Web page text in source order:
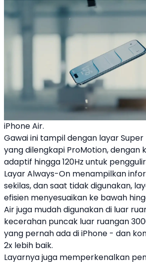
iPhone Air.
Gawai ini tampil dengan layar Super
yang dilengkapi ProMotion, dengan
adaptif hingga 120Hz untuk
Layar Always-On menampilkan
sekilas, dan saat tidak digunakan,
efisien menyesuaikan ke bawah
Air juga mudah digunakan di luar
kecerahan puncak luar ruangan
yang pernah ada diiPhone - dan
2x lebih baik.
Layarnya juga memperkenalkan